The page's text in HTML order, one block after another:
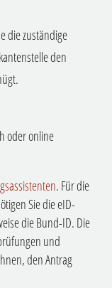
die zuständige
den
oder online
. Für die
Sie die eID-
die Bund-ID. Die
und
den Antrag